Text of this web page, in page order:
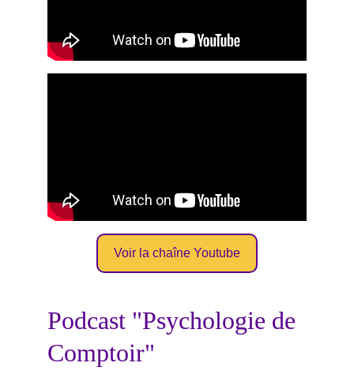
Voir la chaîne Youtube
Podcast "Psychologie de
Comptoir"